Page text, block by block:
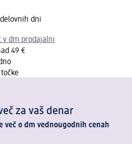
dni
v dm prodajalni
49 €
za vaš denar
več o dm vednougodnih cenah